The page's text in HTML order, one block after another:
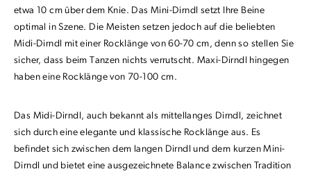
etwa 10 cm über dem Knie. Das Mini-Dirndl setzt Ihre Beine
optimal in Szene. Die Meisten setzen jedoch auf die beliebten
Midi-Dirndl mit einer Rocklänge von 60-70 cm, denn so stellen Sie
sicher, dass beim Tanzen nichts verrutscht. Maxi-Dirndl hingegen
haben eine Rocklänge von 70-100 cm.
Das Midi-Dirndl, auch bekannt als mittellanges Dirndl, zeichnet
sich durch eine elegante und klassische Rocklänge aus. Es
befindet sich zwischen dem langen Dirndl und dem kurzen Mini-
Dirndl und bietet eine ausgezeichnete Balance zwischen Tradition